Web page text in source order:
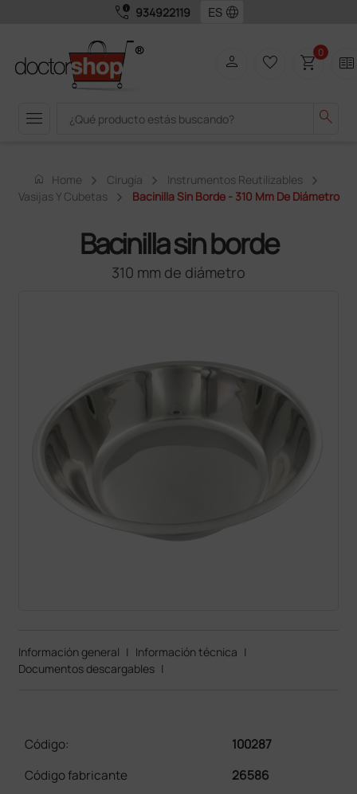
call_quality 934922119 language
menu search
person favorite_border shopping_cart0 two_pager
home Home Cirugía
Instrumentos Reutilizables
Vasijas Y Cubetas
Bacinilla Sin Borde - 310 Mm De Diámetro
Bacinilla sin borde
310 mm de diámetro
Información general | Información técnica |
Documentos descargables |
Código:
100287
Código fabricante
26586